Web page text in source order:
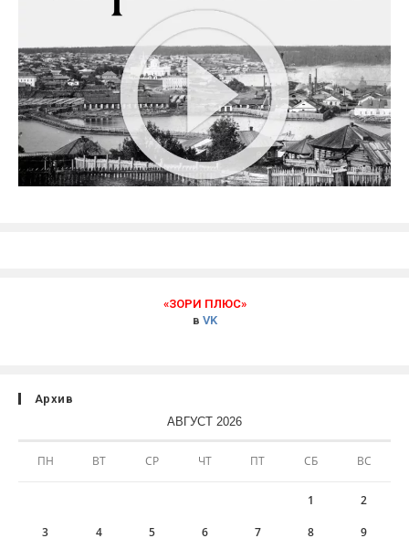
«ЗОРИ ПЛЮС»
в VK
Архив
АВГУСТ 2026
ПН ВТ СР ЧТ ПТ СБ ВС
1 2
3 4 5 6 7 8 9